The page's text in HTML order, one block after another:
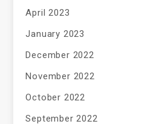
April 2023
January 2023
December 2022
November 2022
October 2022
September 2022